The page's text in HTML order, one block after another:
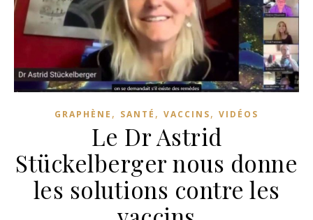
GRAPHÈNE , SANTÉ , VACCINS, VIDÉOS
Le Dr Astrid
Stückelberger nous donne
les solutions contre les